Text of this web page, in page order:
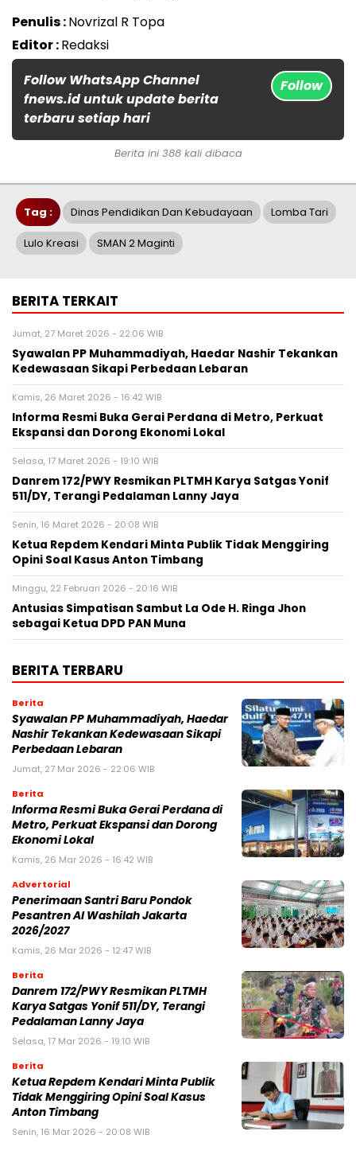
Penulis :Novrizal R Topa
Editor :Redaksi
Follow WhatsApp Channel
fnews.id untuk update berita
terbaru setiap hari
Follow
Berita ini 388 kali dibaca
Tag : Dinas Pendidikan Dan Kebudayaan Lomba Tari
Lulo Kreasi SMAN 2 Maginti
BERITA TERKAIT
Jumat, 27 Maret 2026 - 22:06 WIB
Syawalan PP Muhammadiyah, Haedar Nashir Tekankan
Kedewasaan Sikapi Perbedaan Lebaran
Kamis, 26 Maret 2026 - 16:42 WIB
Informa Resmi Buka Gerai Perdana di Metro, Perkuat
Ekspansi dan Dorong Ekonomi Lokal
Selasa, 17 Maret 2026 - 19:10 WIB
Danrem 172/PWY Resmikan PLTMH Karya Satgas Yonif
511/DY, Terangi Pedalaman Lanny Jaya
Senin, 16 Maret 2026 - 20:08 WIB
Ketua Repdem Kendari Minta Publik Tidak Menggiring
Opini Soal Kasus Anton Timbang
Minggu, 22 Februari 2026 - 20:16 WIB
Antusias Simpatisan Sambut La Ode H. Ringa Jhon
sebagai Ketua DPD PAN Muna
BERITA TERBARU
Berita
Syawalan PP Muhammadiyah, Haedar
Nashir Tekankan Kedewasaan Sikapi
Perbedaan Lebaran
Jumat, 27 Mar 2026 - 22:06 WIB
Berita
Informa Resmi Buka Gerai Perdana di
Metro, Perkuat Ekspansi dan Dorong
Ekonomi Lokal
Kamis, 26 Mar 2026 - 16:42 WIB
Advertorial
Penerimaan Santri Baru Pondok
Pesantren Al Washilah Jakarta
2026/2027
Kamis, 26 Mar 2026 - 12:47 WIB
Berita
Danrem 172/PWY Resmikan PLTMH
Karya Satgas Yonif 511/DY, Terangi
Pedalaman Lanny Jaya
Selasa, 17 Mar 2026 - 19:10 WIB
Berita
Ketua Repdem Kendari Minta Publik
Tidak Menggiring Opini Soal Kasus
Anton Timbang
Senin, 16 Mar 2026 - 20:08 WIB